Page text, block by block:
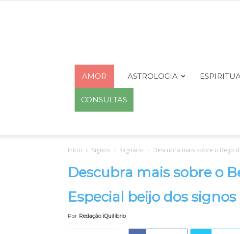
AMOR ASTROLOGIA
CONSULTAS
Início Signos Sagitário Descubra mais sobre o Beijo
Descubra mais sobre o
Especial beijo dos signos
Por Redação iQuilibrio